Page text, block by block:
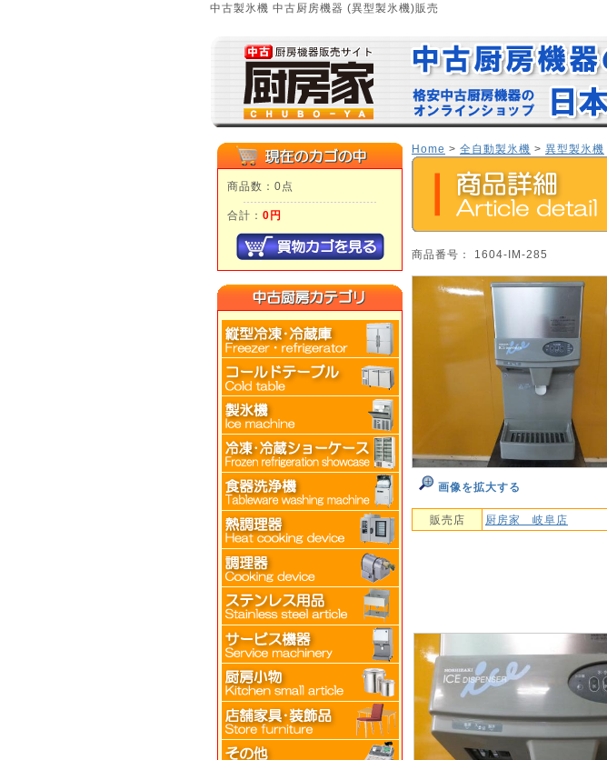
中古製氷機 中古厨房機器 (異型製氷機)販売
商品数：0点
合計： 0円
Home > 全自動製氷機 > 異型製氷機
商品番号： 1604-IM-285
画像を拡大する
販売店 厨房家 岐阜店